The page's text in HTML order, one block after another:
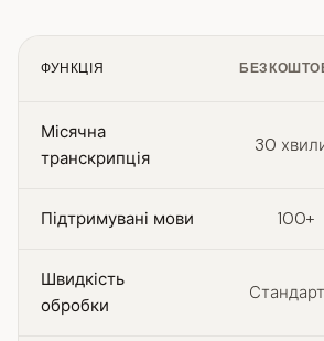
ФУНКЦІЯ
Місячна
транскрипція
30
Підтримувані мови 100+
Швидкість
обробки